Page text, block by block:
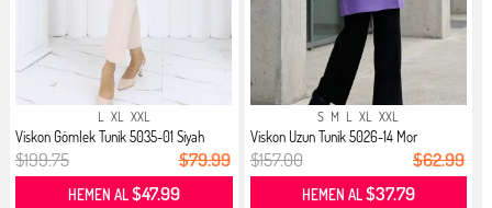
L XL XXL
Viskon Gömlek Tunik 5035-01 Siyah
$199.75 $79.99
HEMEN AL$47.99
S M L XL XXL
Viskon Uzun Tunik 5026-14 Mor
$157.00 $62.99
HEMEN AL$37.79